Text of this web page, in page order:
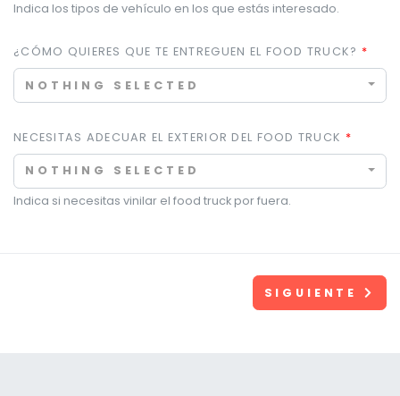
Indica los tipos de vehículo en los que estás interesado.
¿CÓMO QUIERES QUE TE ENTREGUEN EL FOOD TRUCK?
NOTHING SELECTED
NECESITAS ADECUAR EL EXTERIOR DEL FOOD TRUCK
NOTHING SELECTED
Indica si necesitas vinilar el food truck por fuera.
SIGUIENTE